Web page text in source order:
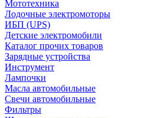
Мототехника
Лодочные электромоторы
ИБП (UPS)
Детские электромобили
Каталог прочих товаров
Зарядные устройства
Инструмент
Лампочки
Масла автомобильные
Свечи автомобильные
Фильтры